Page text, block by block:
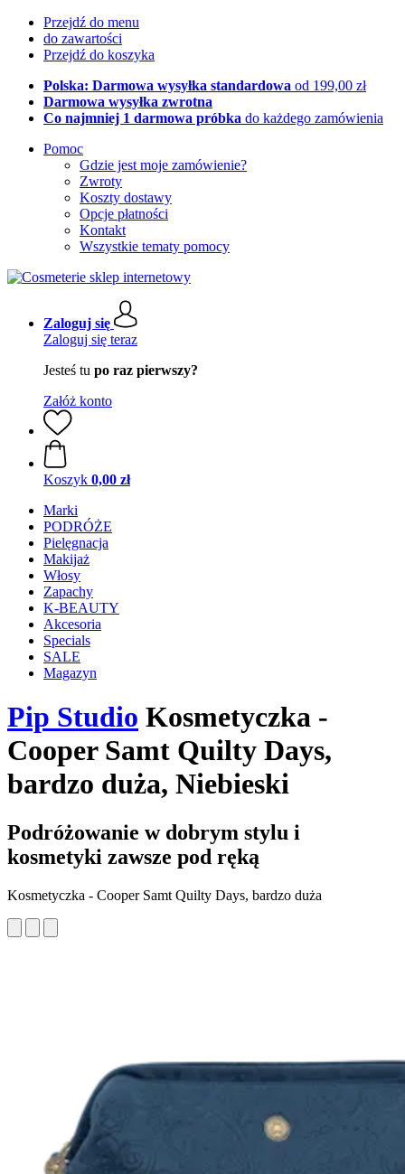
Przejdź do menu
do zawartości
Przejdź do koszyka
Polska: Darmowa wysyłka standardowa od 199,00 zł
Darmowa wysyłka zwrotna
Co najmniej 1 darmowa próbka do każdego zamówienia
Pomoc
Gdzie jest moje zamówienie?
Zwroty
Koszty dostawy
Opcje płatności
Kontakt
Wszystkie tematy pomocy
Zaloguj się
Zaloguj się teraz
Jesteś tu po raz pierwszy?
Załóż konto
Koszyk 0,00 zł
Marki
PODRÓŻE
Pielęgnacja
Makijaż
Włosy
Zapachy
K-BEAUTY
Akcesoria
Specials
SALE
Magazyn
Pip Studio Kosmetyczka -
Cooper Samt Quilty Days,
bardzo duża, Niebieski
Podróżowanie w dobrym stylu i
kosmetyki zawsze pod ręką
Kosmetyczka - Cooper Samt Quilty Days, bardzo duża